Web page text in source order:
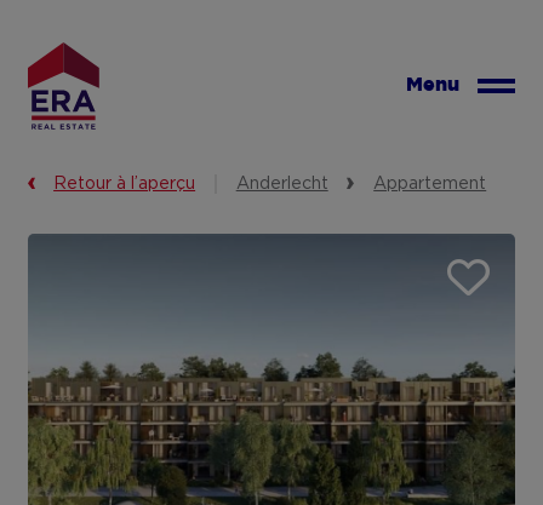
contenu
principal
Menu
Retour à l’aperçu Anderlecht Appartement